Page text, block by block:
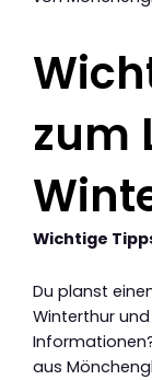
zum
Wichtige
Du planst
Winterthur
aus